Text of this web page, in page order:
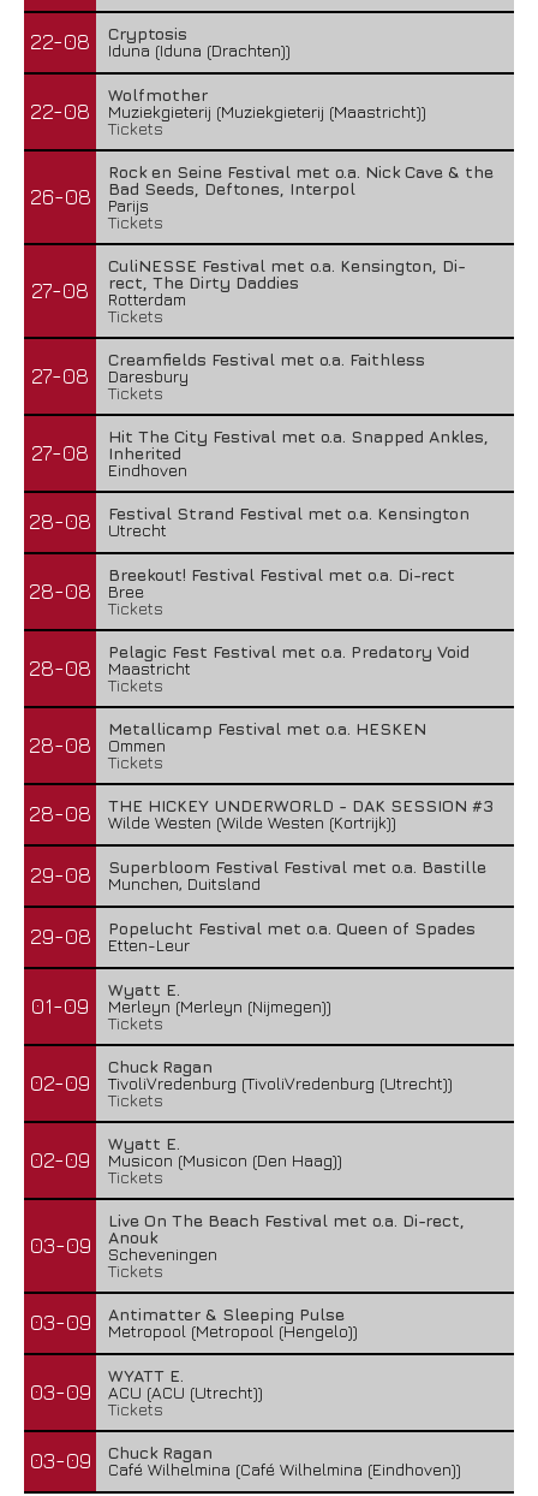
22-08
Cryptosis
Iduna (Iduna (Drachten))
22-08
Wolfmother
Muziekgieterij (Muziekgieterij (Maastricht))
Tickets
26-08
Rock en Seine Festival met o.a. Nick Cave & the
Bad Seeds, Deftones, Interpol
Parijs
Tickets
27-08
CuliNESSE Festival met o.a. Kensington, Di-
rect, The Dirty Daddies
Rotterdam
Tickets
27-08
Creamfields Festival met o.a. Faithless
Daresbury
Tickets
27-08
Hit The City Festival met o.a. Snapped Ankles,
Inherited
Eindhoven
28-08
Festival Strand Festival met o.a. Kensington
Utrecht
28-08
Breekout! Festival Festival met o.a. Di-rect
Bree
Tickets
28-08
Pelagic Fest Festival met o.a. Predatory Void
Maastricht
Tickets
28-08
Metallicamp Festival met o.a. HESKEN
Ommen
Tickets
28-08
THE HICKEY UNDERWORLD - DAK SESSION #3
Wilde Westen (Wilde Westen (Kortrijk))
29-08
Superbloom Festival Festival met o.a. Bastille
Munchen, Duitsland
29-08
Popelucht Festival met o.a. Queen of Spades
Etten-Leur
01-09
Wyatt E.
Merleyn (Merleyn (Nijmegen))
Tickets
02-09
Chuck Ragan
TivoliVredenburg (TivoliVredenburg (Utrecht))
Tickets
02-09
Wyatt E.
Musicon (Musicon (Den Haag))
Tickets
03-09
Live On The Beach Festival met o.a. Di-rect,
Anouk
Scheveningen
Tickets
03-09
Antimatter & Sleeping Pulse
Metropool (Metropool (Hengelo))
03-09
WYATT E.
ACU (ACU (Utrecht))
Tickets
03-09
Chuck Ragan
Café Wilhelmina (Café Wilhelmina (Eindhoven))